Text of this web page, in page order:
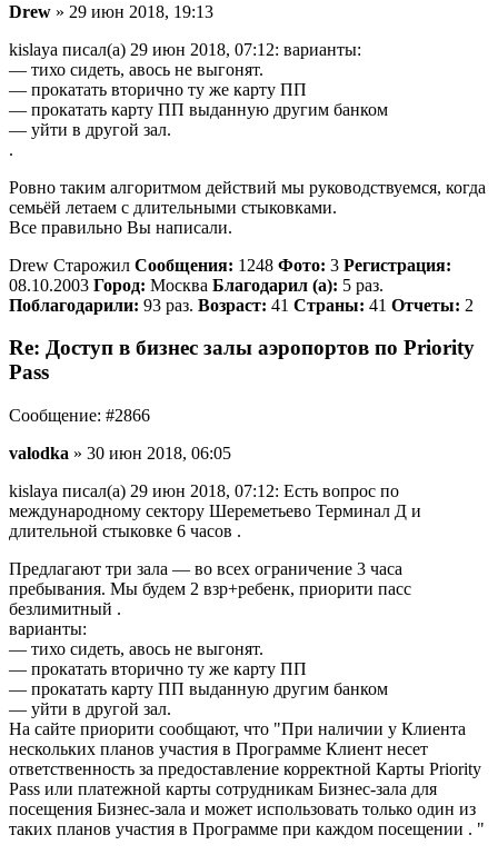
Drew » 29 июн 2018, 19:13
kislaya писал(а) 29 июн 2018, 07:12: варианты:
— тихо сидеть, авось не выгонят.
— прокатать вторично ту же карту ПП
— прокатать карту ПП выданную другим банком
— уйти в другой зал.
.
Ровно таким алгоритмом действий мы руководствуемся, когда
семьёй летаем с длительными стыковками.
Все правильно Вы написали.
Drew Старожил Сообщения: 1248 Фото: 3 Регистрация:
08.10.2003 Город: Москва Благодарил (а): 5 раз.
Поблагодарили: 93 раз. Возраст: 41 Страны: 41 Отчеты: 2
Re: Доступ в бизнес залы аэропортов по Priority
Pass
Сообщение: #2866
valodka » 30 июн 2018, 06:05
kislaya писал(а) 29 июн 2018, 07:12: Есть вопрос по
международному сектору Шереметьево Терминал Д и
длительной стыковке 6 часов .
Предлагают три зала — во всех ограничение 3 часа
пребывания. Мы будем 2 взр+ребенк, приорити пасс
безлимитный .
варианты:
— тихо сидеть, авось не выгонят.
— прокатать вторично ту же карту ПП
— прокатать карту ПП выданную другим банком
— уйти в другой зал.
На сайте приорити сообщают, что "При наличии у Клиента
нескольких планов участия в Программе Клиент несет
ответственность за предоставление корректной Карты Priority
Pass или платежной карты сотрудникам Бизнес-зала для
посещения Бизнес-зала и может использовать только один из
таких планов участия в Программе при каждом посещении . "